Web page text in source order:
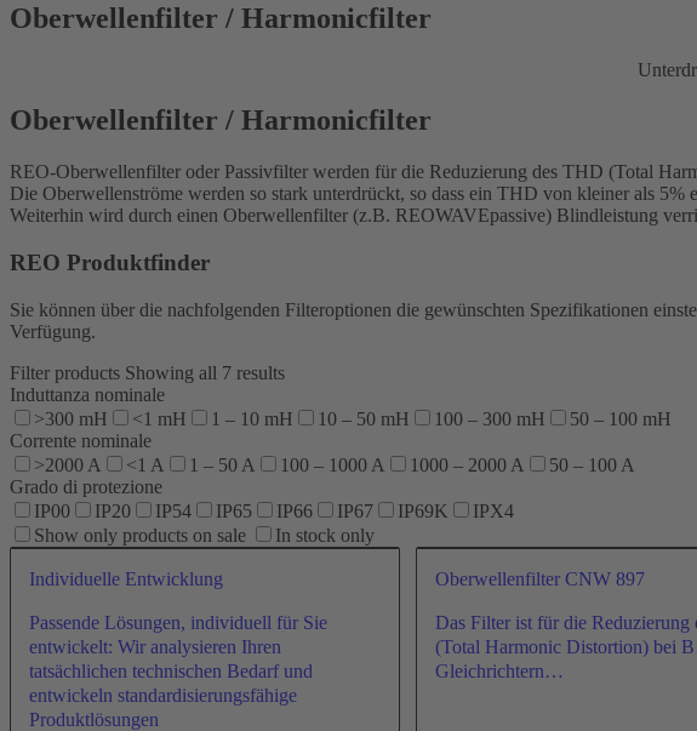
Oberwellenfilter / Harmonicfilter
Oberwellenfilter / Harmonicfilter
REO-Oberwellenfilter oder Passivfilter werden für die Reduzierung des THD (Total
Die Oberwellenströme werden so stark unterdrückt, so dass ein THD von kleiner als
Weiterhin wird durch einen Oberwellenfilter (z.B. REOWAVEpassive) Blindleistung
REO Produktfinder
Sie können über die nachfolgenden Filteroptionen die gewünschten Spezifikationen
Verfügung.
Filter products Showing all 7 results
Induttanza nominale
>300 mH
<1 mH 1 – 10 mH 10 – 50 mH 100 – 300 mH
50 – 100 mH
Corrente nominale
>2000 A
<1 A 1 – 50 A 100 – 1000 A 1000 – 2000 A
50 – 100 A
Grado di protezione
IP00
IP20 IP54 IP65 IP66 IP67 IP69K
IPX4
Show only products on sale
In stock only
Individuelle Entwicklung
Passende Lösungen, individuell für Sie
entwickelt: Wir analysieren Ihren
tatsächlichen technischen Bedarf und
entwickeln standardisierungsfähige
Produktlösungen
Oberwellenfilter CNW 897
Das Filter ist für die Reduzierung
(Total Harmonic Distortion) bei
Gleichrichtern…